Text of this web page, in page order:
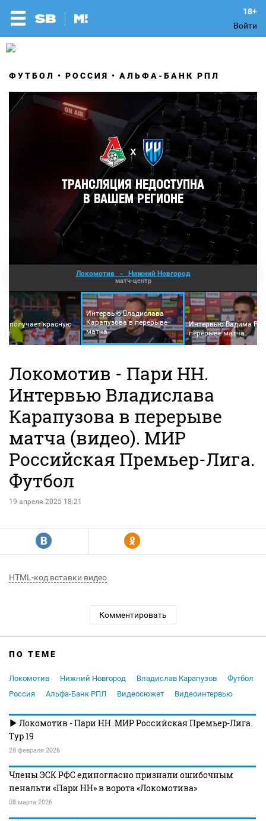
Войти
ФУТБОЛ РОССИЯ АЛЬФА-БАНК РПЛ
Локомотив - Нижний Новгород
матч-центр
получает красную
Интервью Владислава
Карапузова в перерыве
матча
Интервью Вадима
перерыве матча
Локомотив - Пари НН.
Интервью Владислава
Карапузова в перерыве
матча (видео). МИР
Российская Премьер-Лига.
Футбол
19 апреля 2025 18:21
R Y
HTML-код вставки видео
Комментировать
ПО ТЕМЕ
Локомотив Нижний Новгород Владислав Карапузов
Футбол
Россия
Альфа-Банк РПЛ Видеосюжет Видеоинтервью
Локомотив - Пари НН. МИР Российская Премьер-Лига.
Тур 19
28 февраля 2026
Члены ЭСК РФС единогласно признали ошибочным
пенальти «Пари НН» в ворота «Локомотива»
08 марта 2026